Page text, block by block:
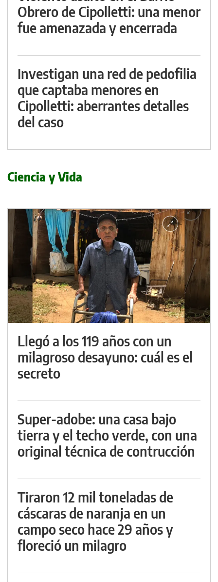
Obrero de Cipolletti: una menor
fue amenazada y encerrada
Investigan una red de pedofilia
que captaba menores en
Cipolletti: aberrantes detalles
del caso
Ciencia y Vida
Llegó a los 119 años con un
milagroso desayuno: cuál es el
secreto
Super-adobe: una casa bajo
tierra y el techo verde, con una
original técnica de contrucción
Tiraron 12 mil toneladas de
cáscaras de naranja en un
campo seco hace 29 años y
floreció un milagro